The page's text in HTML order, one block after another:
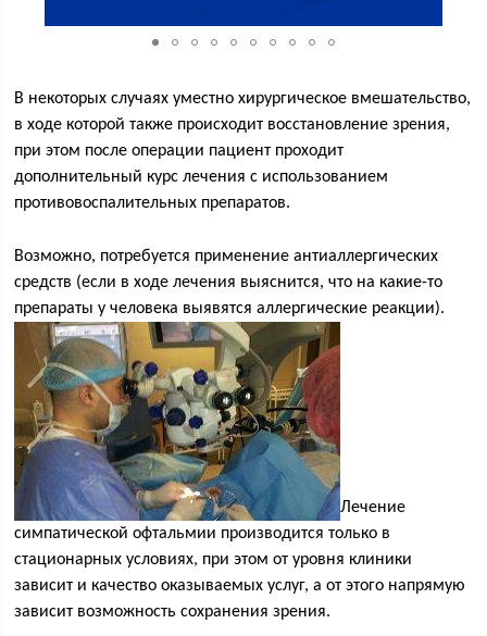
В некоторых случаях уместно хирургическое вмешательство,
в ходе которой также происходит восстановление зрения,
при этом после операции пациент проходит
дополнительный курс лечения с использованием
противовоспалительных препаратов.
Возможно, потребуется применение антиаллергических
средств (если в ходе лечения выяснится, что на какие-то
препараты у человека выявятся аллергические реакции).
Лечение
симпатической офтальмии производится только в
стационарных условиях, при этом от уровня клиники
зависит и качество оказываемых услуг, а от этого напрямую
зависит возможность сохранения зрения.